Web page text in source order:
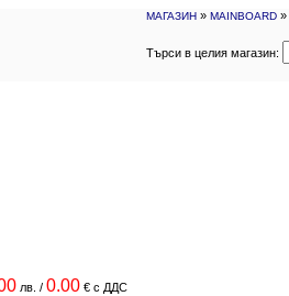
МАГАЗИН » MAINBOARD »
Търси в целия магазин:
лв. / 0.00 € с ДДС